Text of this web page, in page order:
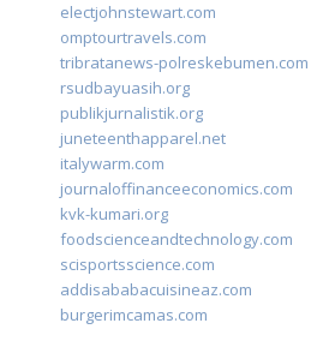
electjohnstewart.com
omptourtravels.com
tribratanews-polreskebumen.com
rsudbayuasih.org
publikjurnalistik.org
juneteenthapparel.net
italywarm.com
journaloffinanceeconomics.com
kvk-kumari.org
foodscienceandtechnology.com
scisportsscience.com
addisababacuisineaz.com
burgerimcamas.com